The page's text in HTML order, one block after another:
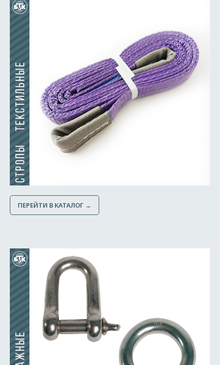
ПЕРЕЙТИ В КАТАЛОГ →